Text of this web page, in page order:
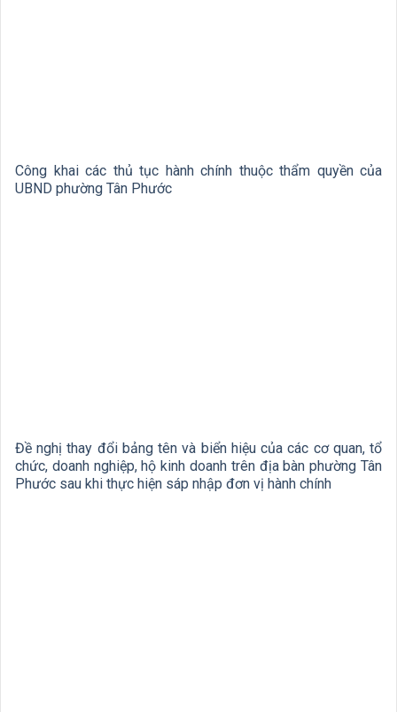
Công khai các thủ tục hành chính thuộc thẩm quyền của
UBND phường Tân Phước
Đề nghị thay đổi bảng tên và biển hiệu của các cơ quan, tổ
chức, doanh nghiệp, hộ kinh doanh trên địa bàn phường Tân
Phước sau khi thực hiện sáp nhập đơn vị hành chính